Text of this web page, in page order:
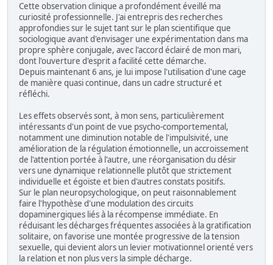
Cette observation clinique a profondément éveillé ma
curiosité professionnelle. J'ai entrepris des recherches
approfondies sur le sujet tant sur le plan scientifique que
sociologique avant d'envisager une expérimentation dans ma
propre sphère conjugale, avec l'accord éclairé de mon mari,
dont l'ouverture d'esprit a facilité cette démarche.
Depuis maintenant 6 ans, je lui impose l'utilisation d'une cage
de manière quasi continue, dans un cadre structuré et
réfléchi.
Les effets observés sont, à mon sens, particulièrement
intéressants d'un point de vue psycho-comportemental,
notamment une diminution notable de l'impulsivité, une
amélioration de la régulation émotionnelle, un accroissement
de l'attention portée à l'autre, une réorganisation du désir
vers une dynamique relationnelle plutôt que strictement
individuelle et égoïste et bien d'autres constats positifs.
Sur le plan neuropsychologique, on peut raisonnablement
faire l'hypothèse d'une modulation des circuits
dopaminergiques liés à la récompense immédiate. En
réduisant les décharges fréquentes associées à la gratification
solitaire, on favorise une montée progressive de la tension
sexuelle, qui devient alors un levier motivationnel orienté vers
la relation et non plus vers la simple décharge.